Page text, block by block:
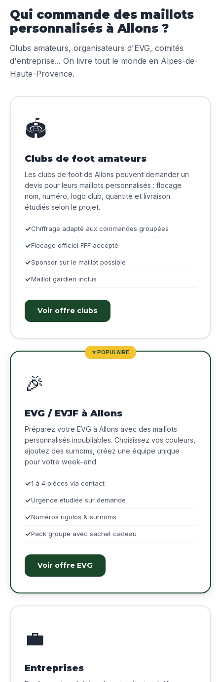
Qui commande des maillots
personnalisés à Allons ?
Clubs amateurs, organisateurs d'EVG, comités
d'entreprise... On livre tout le monde en Alpes-de-
Haute-Provence.
🏟️
Clubs de foot amateurs
Les clubs de foot de Allons peuvent demander un
devis pour leurs maillots personnalisés : flocage
nom, numéro, logo club, quantité et livraison
étudiés selon le projet.
Chiffrage adapté aux commandes groupées
Flocage officiel FFF accepté
Sponsor sur le maillot possible
Maillot gardien inclus
Voir offre clubs
⭐ POPULAIRE
🎉
EVG / EVJF à Allons
Préparez votre EVG à Allons avec des maillots
personnalisés inoubliables. Choisissez vos couleurs,
ajoutez des surnoms, créez une équipe unique
pour votre week-end.
1 à 4 pièces via contact
Urgence étudiée sur demande
Numéros rigolos & surnoms
Pack groupe avec sachet cadeau
Voir offre EVG
💼
Entreprises